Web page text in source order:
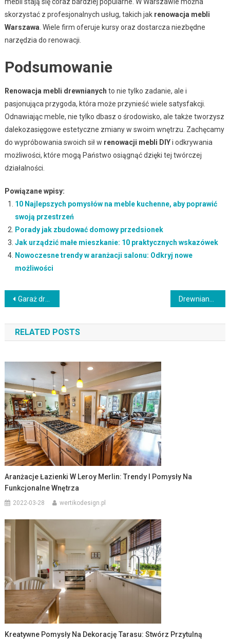
skorzystać z profesjonalnych usług, takich jak renowacja mebli
Warszawa . Wiele firm oferuje kursy oraz dostarcza niezbędne
narzędzia do renowacji.
Podsumowanie
Renowacja mebli drewnianych to nie tylko zadanie, ale i
pasjonująca przygoda, która może przynieść wiele satysfakcji.
Odnawiając meble, nie tylko dbasz o środowisko, ale także tworzysz
dalekozasięgowe estetyczne zmiany w swoim wnętrzu. Zachęcamy
do wypróbowania swoich sił w renowacji mebli DIYi odkrywania
możliwości, które mogą Państwo osiągnąć dzięki tej twórczej
działalności.
Powiązane wpisy:
10 Najlepszych pomysłów na meble kuchenne, aby poprawić
swoją przestrzeń
Porady jak zbudować domowy przedsionek
Jak urządzić małe mieszkanie: 10 praktycznych wskazówek
Nowoczesne trendy w aranżacji salonu: Odkryj nowe
możliwości
Nawigacja
wpisu
Garaż drewniany – Trwałość, estetyka i funkcjonalność w jednym miejscu
RELATED POSTS
Aranżacje Łazienki W Leroy Merlin: Trendy I Pomysły Na
Funkcjonalne Wnętrza
2022-03-28 wertikodesign.pl
Kreatywne Pomysły Na Dekorację Tarasu: Stwórz Przytulną